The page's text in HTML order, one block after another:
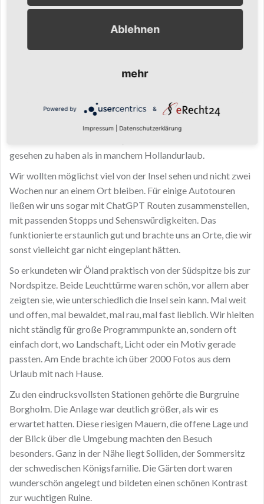
machen wollten. Strand? Fahrradtour? Mit dem Auto über die
Insel? Irgendetwas ging eigentlich immer.
Getreidefelder, grüne Wiesen und Wälder, das blaue Meer
begleiteten uns durch den ganzen Urlaub. Dazu kamen die
vielen Windmühlen, die einfach zur Insel gehören. Irgendwann
gesehen zu haben als in manchem Hollandurlaub.
Wir wollten möglichst viel von der Insel sehen und nicht zwei
Wochen nur an einem Ort bleiben. Für einige Autotouren
ließen wir uns sogar mit ChatGPT Routen zusammenstellen,
mit passenden Stopps und Sehenswürdigkeiten. Das
funktionierte erstaunlich gut und brachte uns an Orte, die wir
sonst vielleicht gar nicht eingeplant hätten.
So erkundeten wir Öland praktisch von der Südspitze bis zur
Nordspitze. Beide Leuchttürme waren schön, vor allem aber
zeigten sie, wie unterschiedlich die Insel sein kann. Mal weit
und offen, mal bewaldet, mal rau, mal fast lieblich. Wir hielten
nicht ständig für große Programmpunkte an, sondern oft
einfach dort, wo Landschaft, Licht oder ein Motiv gerade
passten. Am Ende brachte ich über 2000 Fotos aus dem
Urlaub mit nach Hause.
Zu den eindrucksvollsten Stationen gehörte die Burgruine
Borgholm. Die Anlage war deutlich größer, als wir es
erwartet hatten. Diese riesigen Mauern, die offene Lage und
der Blick über die Umgebung machten den Besuch
besonders. Ganz in der Nähe liegt Solliden, der Sommersitz
der schwedischen Königsfamilie. Die Gärten dort waren
wunderschön angelegt und bildeten einen schönen Kontrast
zur wuchtigen Ruine.
Ablehnen
mehr
Powered by &
Impressum Datenschutzerklärung